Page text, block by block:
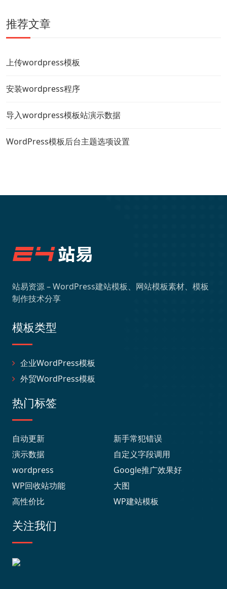
推荐文章
上传wordpress模板
安装wordpress程序
导入wordpress模板站演示数据
WordPress模板后台主题选项设置
站易资源 – WordPress建站模板、网站模板素材、模板
制作技术分享
模板类型
企业WordPress模板
外贸WordPress模板
热门标签
自动更新
新手常犯错误
演示数据
自定义字段调用
wordpress
Google推广效果好
WP回收站功能
大图
高性价比
WP建站模板
关注我们